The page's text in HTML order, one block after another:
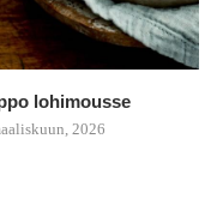
lohimousse
2026